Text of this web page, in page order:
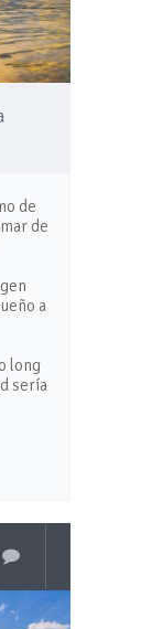
de
de
a
long
sería